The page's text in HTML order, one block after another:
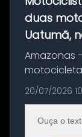
duas
Uatumã,
Amazonas
Figueiredo
de São
Amazonas.
20/07/2026
Ouça o